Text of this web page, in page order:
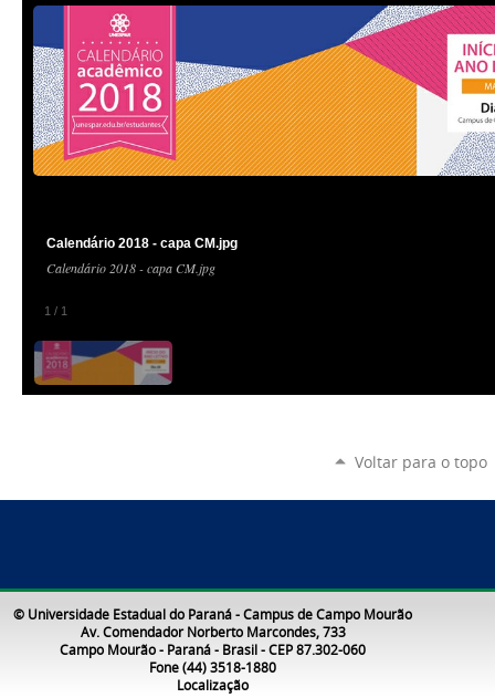
1 / 1
Calendário 2018 - capa CM.jpg
Calendário 2018 - capa CM.jpg
Voltar para o topo
© Universidade Estadual do Paraná - Campus de Campo Mourão
Av. Comendador Norberto Marcondes, 733
Campo Mourão - Paraná - Brasil - CEP 87.302-060
Fone (44) 3518-1880
Localização